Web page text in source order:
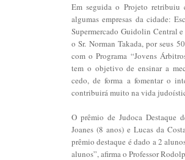
Em seguida o Projeto
algumas empresas da cidade:
Supermercado Guidolin Central
o Sr. Norman Takada, por seus
com o Programa “Jovens
tem o objetivo de ensinar a
cedo, de forma a fomentar o
contribuirá muito na vida
O prêmio de Judoca Destaque
Joanes (8 anos) e Lucas da
prêmio destaque é dado a 2
alunos”, afirma o Professor